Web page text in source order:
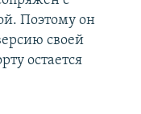
Поэтому он
своей
остается